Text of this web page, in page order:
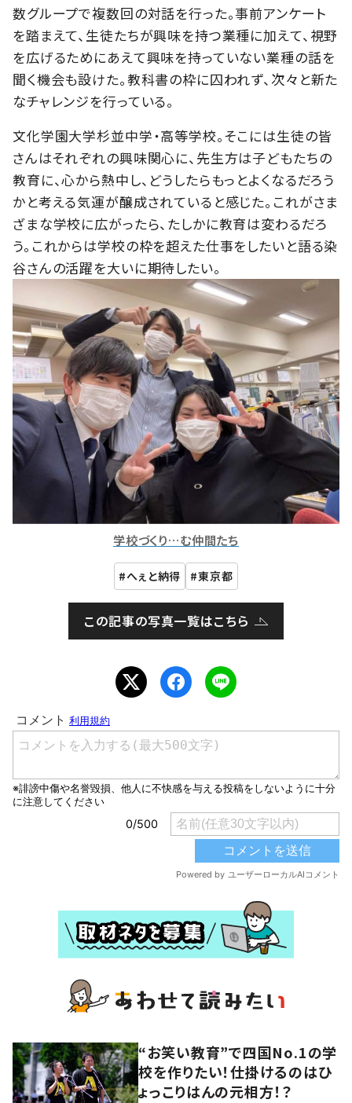
数グループで複数回の対話を行った。事前アンケート
を踏まえて、生徒たちが興味を持つ業種に加えて、視野
を広げるためにあえて興味を持っていない業種の話を
聞く機会も設けた。教科書の枠に囚われず、次々と新た
なチャレンジを行っている。
文化学園大学杉並中学・高等学校。そこには生徒の皆
さんはそれぞれの興味関心に、先生方は子どもたちの
教育に、心から熱中し、どうしたらもっとよくなるだろう
かと考える気運が醸成されていると感じた。これがさま
ざまな学校に広がったら、たしかに教育は変わるだろ
う。これからは学校の枠を超えた仕事をしたいと語る染
谷さんの活躍を大いに期待したい。
学校づくり…む仲間たち
へぇと納得 東京都
この記事の写真一覧はこちら
“お笑い教育”で四国No.1の学
校を作りたい！仕掛けるのはひ
ょっこりはんの元相方！？